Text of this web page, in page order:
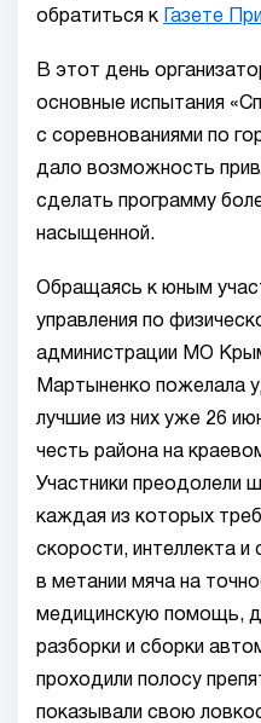
обратиться к
Газете
В этот день
основные испытания
с соревнованиями по
дало возможность
сделать программу
насыщенной.
Обращаясь к юным
управления по
администрации МО
Мартыненко пожелала
лучшие из них уже 26
честь района на
Участники преодолели
каждая из которых
скорости, интеллекта и
в метании мяча на
медицинскую помощь,
разборки и сборки
проходили полосу
показывали свою